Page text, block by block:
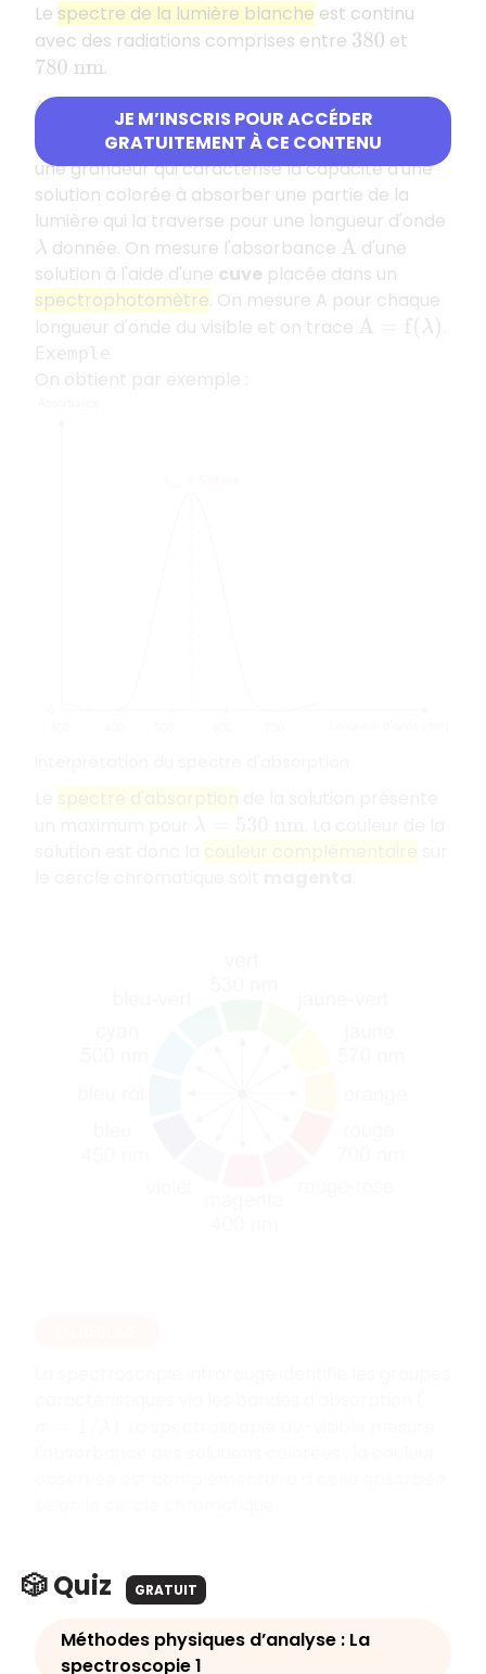
JE M’INSCRIS POUR ACCÉDER
GRATUITEMENT À CE CONTENU
Le spectre de la lumière blanche est continu
avec des radiations comprises entre 380 et
780 nm.
Absorbance d'une solution
L' absorbance A(sans unité) d'une solution est
une grandeur qui caractérise la capacité d'une
solution colorée à absorber une partie de la
lumière qui la traverse pour une longueur d'onde
λ donnée. On mesure l'absorbance A d'une
solution à l'aide d'une cuve placée dans un
spectrophotomètre . On mesure A pour chaque
longueur d'onde du visible et on trace A= λ)
Exemple
🎲 Quiz GRATUIT
Méthodes physiques d’analyse : La
spectroscopie 1